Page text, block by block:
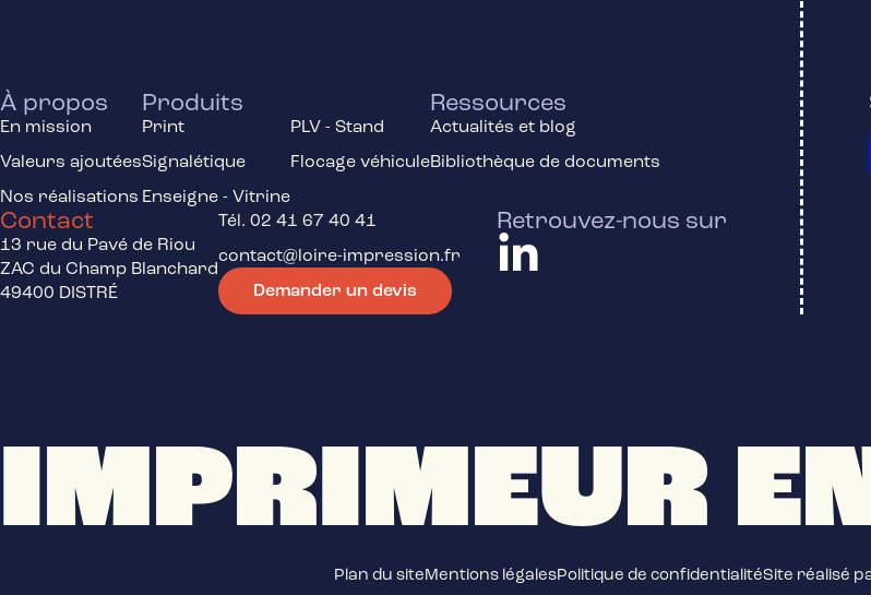
À propos
En mission
Valeurs ajoutées
Nos réalisations
Produits
Print
Signalétique
Enseigne - Vitrine
PLV - Stand
Flocage véhicule
Ressources
Actualités et blog
Bibliothèque de documents
Contact
13 rue du Pavé de Riou
ZAC du Champ Blanchard
49400 DISTRÉ
Tél. 02 41 67 40 41
contact@loire-impression.fr
Demander un devis
Retrouvez-nous sur
IMPRIMEUR
Plan du siteMentions légalesPolitique de confidentialitéSite réalisé